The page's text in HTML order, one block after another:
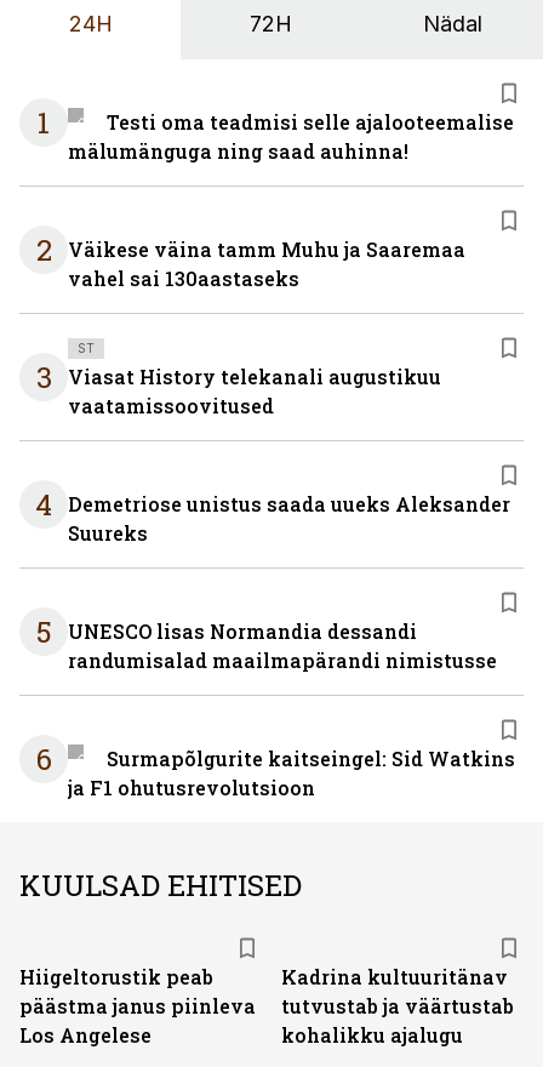
24H 72H Nädal
1
Testi oma teadmisi selle ajalooteemalise
mälumänguga ning saad auhinna!
2
Väikese väina tamm Muhu ja Saaremaa
vahel sai 130aastaseks
3
ST
Viasat History telekanali augustikuu
vaatamissoovitused
4
Demetriose unistus saada uueks Aleksander
Suureks
5
UNESCO lisas Normandia dessandi
randumisalad maailmapärandi nimistusse
6
Surmapõlgurite kaitseingel: Sid Watkins
ja F1 ohutusrevolutsioon
KUULSAD EHITISED
Hiigeltorustik peab
päästma janus piinleva
Los Angelese
Kadrina kultuuritänav
tutvustab ja väärtustab
kohalikku ajalugu